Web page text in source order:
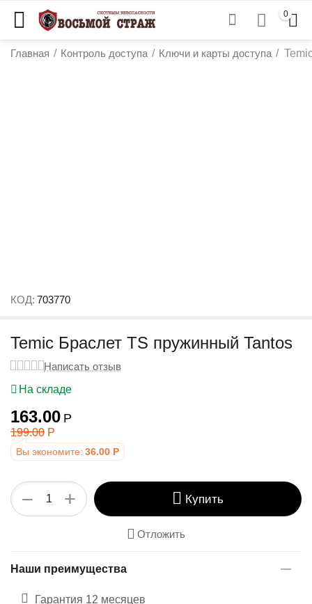
0
Главная / Контроль доступа / Ключи и карты доступа /
КОД: 703770
Temic Браслет TS пружинный Tantos
Написать отзыв
На складе
163.00 Р
199.00 Р
Вы экономите: 36.00 Р
+
− Купить
Отложить
Наши преимущества
Гарантия 12 месяцев